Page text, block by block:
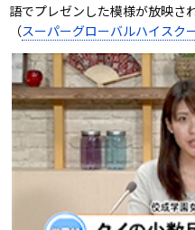
語でプレゼンした模様が放映さ
（スーパーグローバルハイスク